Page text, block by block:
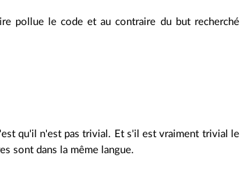
pollue le code et au contraire du but recherché
qu'il n'est pas trivial. Et s'il est vraiment trivial le
sont dans la même langue.